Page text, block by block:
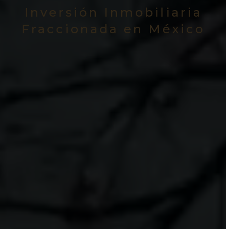
Inversión Inmobiliaria
Fraccionada en México